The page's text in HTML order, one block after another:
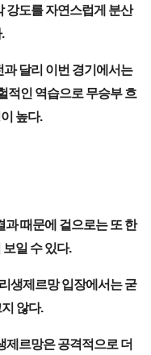
강도를 자연스럽게 분산
달리 이번 경기에서는
적인 역습으로 무승부 흐
높다.
과 때문에 겉으로는 또 한
일 수 있다.
생제르망 입장에서는 굳
않다.
제르망은 공격적으로 더